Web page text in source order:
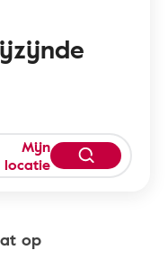
Mijn
locatie
op